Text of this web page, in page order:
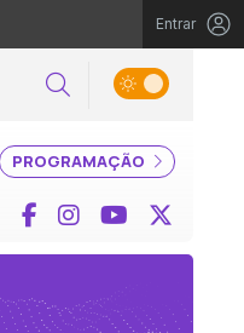
Entrar
Pesquisar
PROGRAMAÇÃO
Facebook
InstagramYouTube